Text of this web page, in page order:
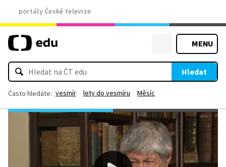
portály České televize
MENU
Hledat
Často hledáte: vesmír lety do vesmíru Měsíc